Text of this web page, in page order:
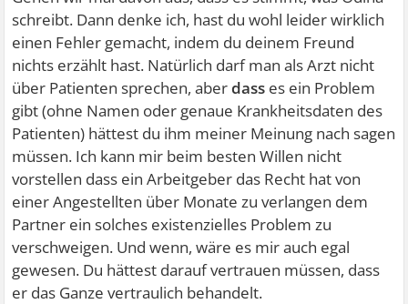
schreibt. Dann denke ich, hast du wohl leider wirklich
einen Fehler gemacht, indem du deinem Freund
nichts erzählt hast. Natürlich darf man als Arzt nicht
über Patienten sprechen, aberdass es ein Problem
gibt (ohne Namen oder genaue Krankheitsdaten des
Patienten) hättest du ihm meiner Meinung nach sagen
müssen. Ich kann mir beim besten Willen nicht
vorstellen dass ein Arbeitgeber das Recht hat von
einer Angestellten über Monate zu verlangen dem
Partner ein solches existenzielles Problem zu
verschweigen. Und wenn, wäre es mir auch egal
gewesen. Du hättest darauf vertrauen müssen, dass
er das Ganze vertraulich behandelt.